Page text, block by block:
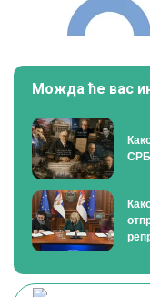
Можда ће вас